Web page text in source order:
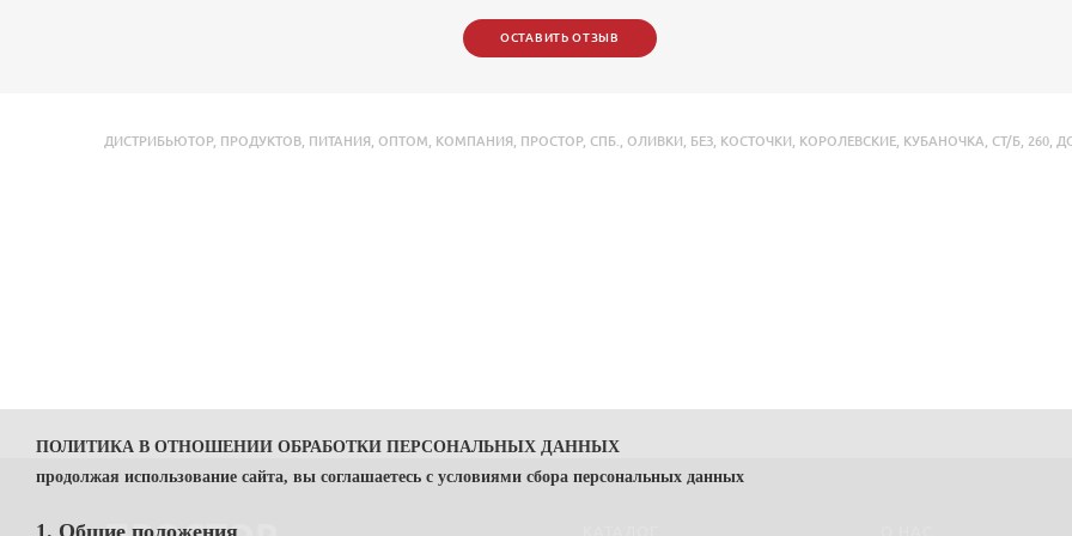
ОСТАВИТЬ ОТЗЫВ
ДИСТРИБЬЮТОР, ПРОДУКТОВ ПИТАНИЯ ОПТОМ КОМПАНИЯ ПРОСТОР, СПБ. ОЛИВКИ БЕЗ КОСТОЧКИ КОРОЛЕВСКИЕ КУБАНОЧКА СТ/Б 260
ПОЛИТИКА В ОТНОШЕНИИ ОБРАБОТКИ ПЕРСОНАЛЬНЫХ ДАННЫХ
продолжая использование сайта, вы соглашаетесь с условиями сбора персональных данных
1. Общие положения